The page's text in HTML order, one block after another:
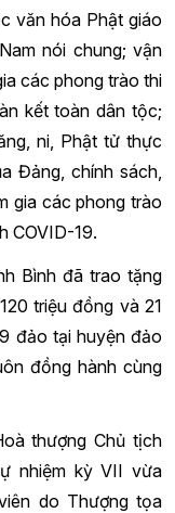
văn hóa Phật giáo
nói chung; vận
các phong trào thi
kết toàn dân tộc;
ni, Phật tử thực
Đảng, chính sách,
gia các phong trào
COVID-19.
Bình đã trao tặng
triệu đồng và 21
đảo tại huyện đảo
đồng hành cùng
thượng Chủ tịch
nhiệm kỳ VII vừa
do Thượng tọa